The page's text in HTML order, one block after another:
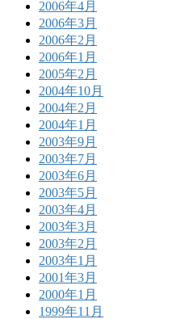
2006年4月
2006年3月
2006年2月
2006年1月
2005年2月
2004年10月
2004年2月
2004年1月
2003年9月
2003年7月
2003年6月
2003年5月
2003年4月
2003年3月
2003年2月
2003年1月
2001年3月
2000年1月
1999年11月